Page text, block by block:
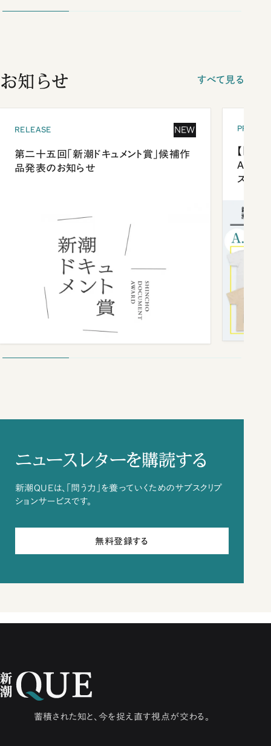
お知らせ すべて見る
RELEASE NEW
第二十五回「新潮ドキュメント賞」候補作
品発表のお知らせ
【「新
ズプレ
ニュースレターを購読する
新潮QUEは、「問う力」を養っていくためのサブスクリプ
ションサービスです。
無料登録する
蓄積された知と、今を捉え直す視点が交わる。